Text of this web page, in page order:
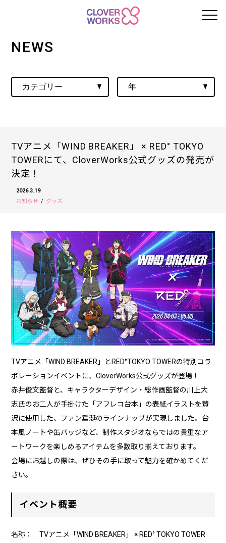
NEWS
TVアニメ「WIND BREAKER」 × RED° TOKYO
TOWERにて、CloverWorks公式グッズの発売が
決定！
2026.3.19
お知らせ
グッズ
TVアニメ「WIND BREAKER」とRED°TOKYO TOWERの特別コラ
ボレーションイベントに、CloverWorks公式グッズが登場！
赤井俊文監督と、キャラクターデザイン・総作画監督の川上大
志氏のお二人が手掛けた「アフレコ台本」の表紙イラストを贅
沢に使用した、ファン垂涎のラインナップが実現しました。台
本風ノートや缶バッジなど、制作スタジオならではの貴重なア
ートワークを楽しめるアイテムを多数取り揃えております。
会場にお越しの際は、ぜひその手に取って魅力を確かめてくだ
さい。
イベント概要
名称： TVアニメ「WIND BREAKER」 × RED° TOKYO TOWER